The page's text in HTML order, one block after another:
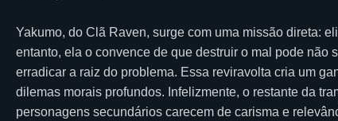
Yakumo, do Clã Raven, surge com uma missão direta:
entanto, ela o convence de que destruir o mal pode
erradicar a raiz do problema. Essa reviravolta cria um
dilemas morais profundos. Infelizmente, o restante da
personagens secundários carecem de carisma e